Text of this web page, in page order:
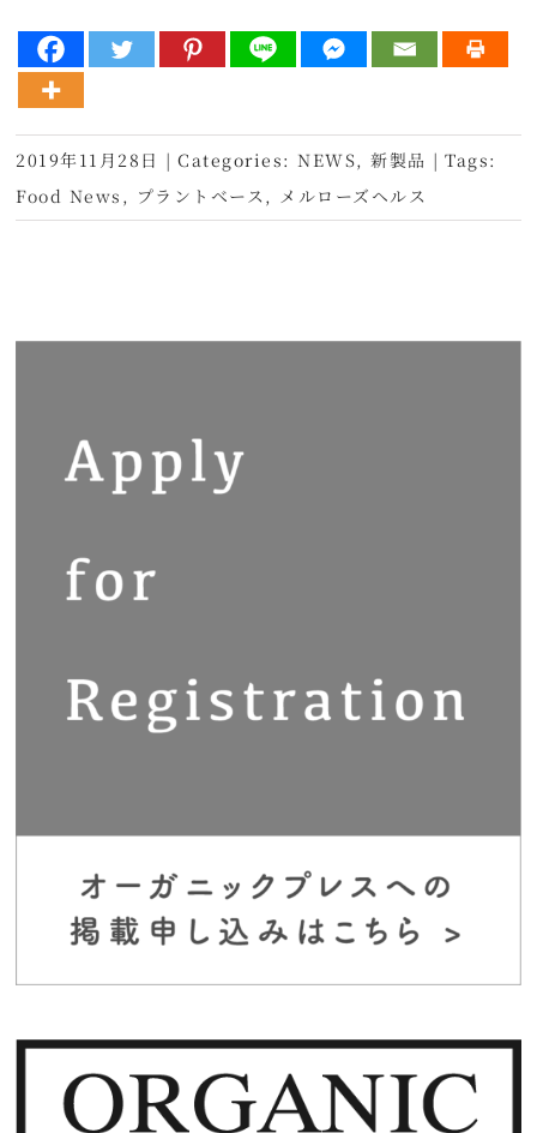
2019年11月28日 | Categories: NEWS,新製品 | Tags:
Food News , プラントベース , メルローズヘルス